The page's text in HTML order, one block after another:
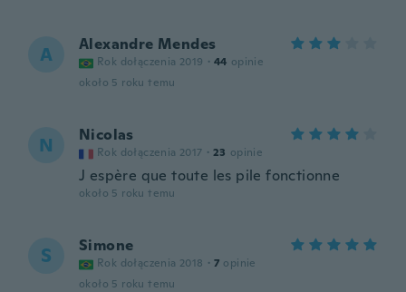
A Alexandre Mendes
Rok dołączenia 2019 · 44 opinie
około 5 roku temu
N Nicolas
Rok dołączenia 2017 · 23 opinie
J espère que toute les pile fonctionne
około 5 roku temu
S Simone
Rok dołączenia 2018 · 7 opinie
około 5 roku temu